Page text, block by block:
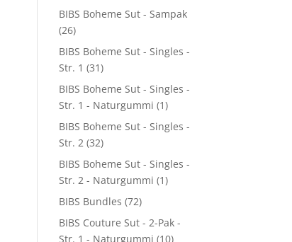
BIBS Boheme Sut - Sampak
(26)
BIBS Boheme Sut - Singles -
Str. 1 (31)
BIBS Boheme Sut - Singles -
Str. 1 - Naturgummi (1)
BIBS Boheme Sut - Singles -
Str. 2 (32)
BIBS Boheme Sut - Singles -
Str. 2 - Naturgummi (1)
BIBS Bundles (72)
BIBS Couture Sut - 2-Pak -
Str. 1 - Naturgummi (10)